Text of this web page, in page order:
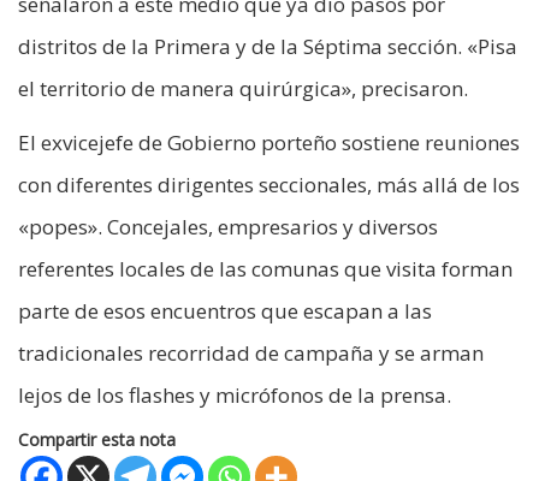
distritos de la Primera y de la Séptima sección. «Pisa
el territorio de manera quirúrgica», precisaron.
El exvicejefe de Gobierno porteño sostiene reuniones
con diferentes dirigentes seccionales, más allá de los
«popes». Concejales, empresarios y diversos
referentes locales de las comunas que visita forman
parte de esos encuentros que escapan a las
tradicionales recorridad de campaña y se arman
lejos de los flashes y micrófonos de la prensa.
Compartir esta nota